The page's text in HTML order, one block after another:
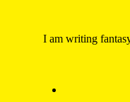
I am writing